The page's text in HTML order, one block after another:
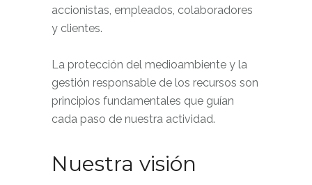
accionistas, empleados, colaboradores
y clientes.
La protección del medioambiente y la
gestión responsable de los recursos son
principios fundamentales que guían
cada paso de nuestra actividad.
Nuestra visión